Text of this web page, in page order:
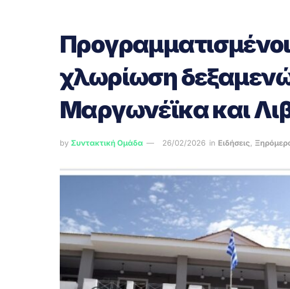
χλωρίωση
Μαργωνέϊκα και
by Συντακτική Ομάδα 26/02/2026 in Ειδήσεις,